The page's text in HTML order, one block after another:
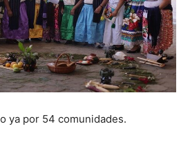
ya por 54 comunidades.